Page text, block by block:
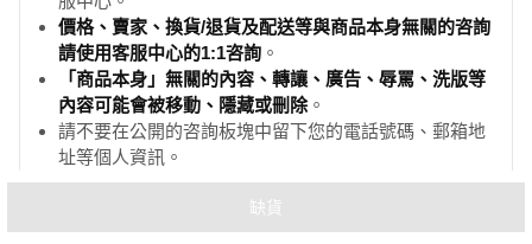
缺貨
價格、賣家、換貨/退貨及配送等與商品本身無關的咨詢
請使用客服中心的1:1咨詢 。
「商品本身」無關的內容、轉讓、廣告、辱罵、洗版等
內容可能會被移動、隱藏或刪除。
請不要在公開的咨詢板塊中留下您的電話號碼、郵箱地
址等個人資訊。